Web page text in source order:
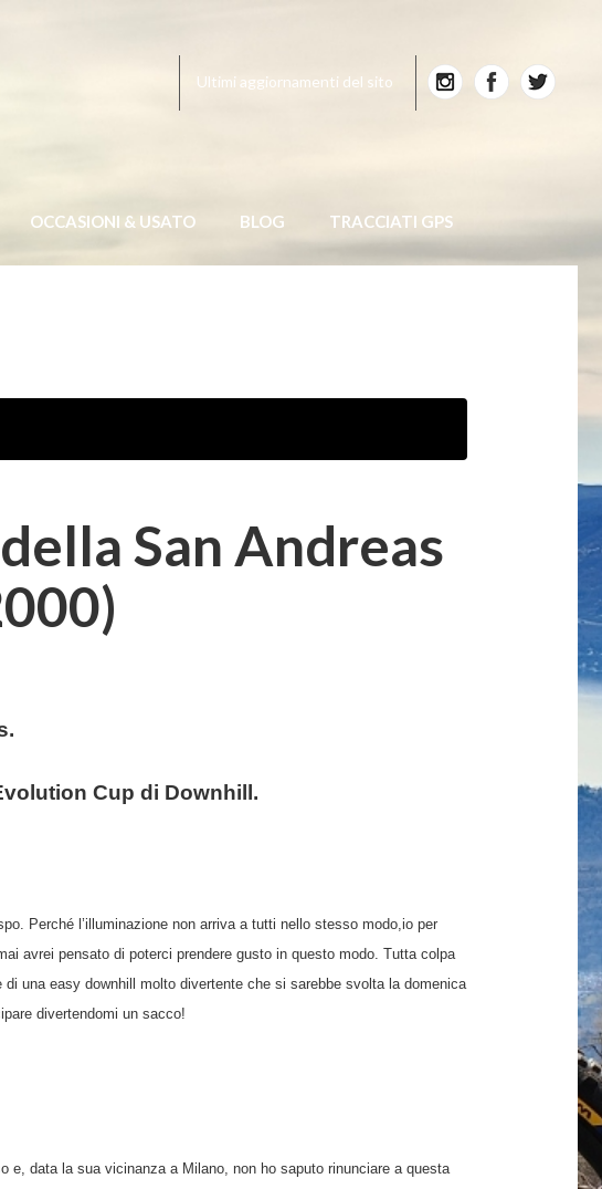
Ultimi aggiornamenti del sito
OCCASIONI & USATO BLOG TRACCIATI GPS
San Andreas
Cup di Downhill.
Perché l’illuminazione non arriva a tutti nello stesso modo,io per
avrei pensato di poterci prendere gusto in questo modo. Tutta colpa
una easy downhill molto divertente che si sarebbe svolta la domenica
divertendomi un sacco!
e, data la sua vicinanza a Milano, non ho saputo rinunciare a questa